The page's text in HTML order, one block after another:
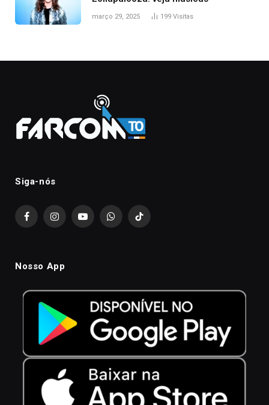
março 29, 2025 199 Visitas
Siga-nós
FacebookInstagramYouTubeWhatsAppTikTok
Nosso App